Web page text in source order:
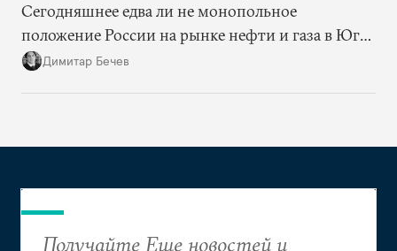
Сегодняшнее едва ли не монопольное
положение России на рынке нефти и газа в Юго-
Восточной Европе — это уходящая натура.
Димитар Бечев
Получайте Еще новостей и